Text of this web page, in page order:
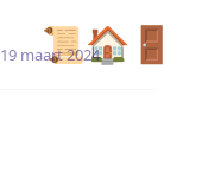
📜🏠🚪
19 maart 2024